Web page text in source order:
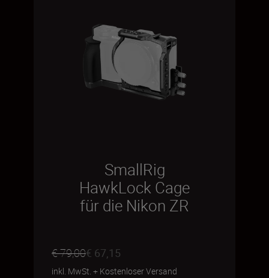
SmallRig
HawkLock Cage
für die Nikon ZR
€ 79,00€ 67,15
inkl. MwSt. + Kostenloser Versand